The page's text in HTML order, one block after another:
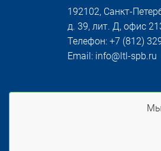
192102, Санкт-
д. 39, лит. Д, офис
Телефон: +7 (812)
Email: info@ltl-spb.ru
Политика
При
Мы